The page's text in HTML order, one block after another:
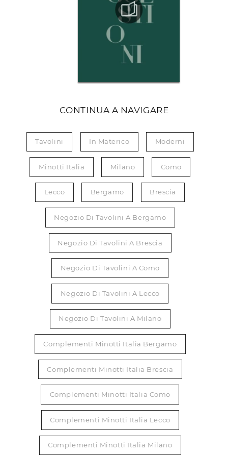
CONTINUA A NAVIGARE
Tavolini In Materico Moderni
Minotti Italia Milano Como
Lecco Bergamo Brescia
Negozio Di Tavolini A Bergamo
Negozio Di Tavolini A Brescia
Negozio Di Tavolini A Como
Negozio Di Tavolini A Lecco
Negozio Di Tavolini A Milano
Complementi Minotti Italia Bergamo
Complementi Minotti Italia Brescia
Complementi Minotti Italia Como
Complementi Minotti Italia Lecco
Complementi Minotti Italia Milano